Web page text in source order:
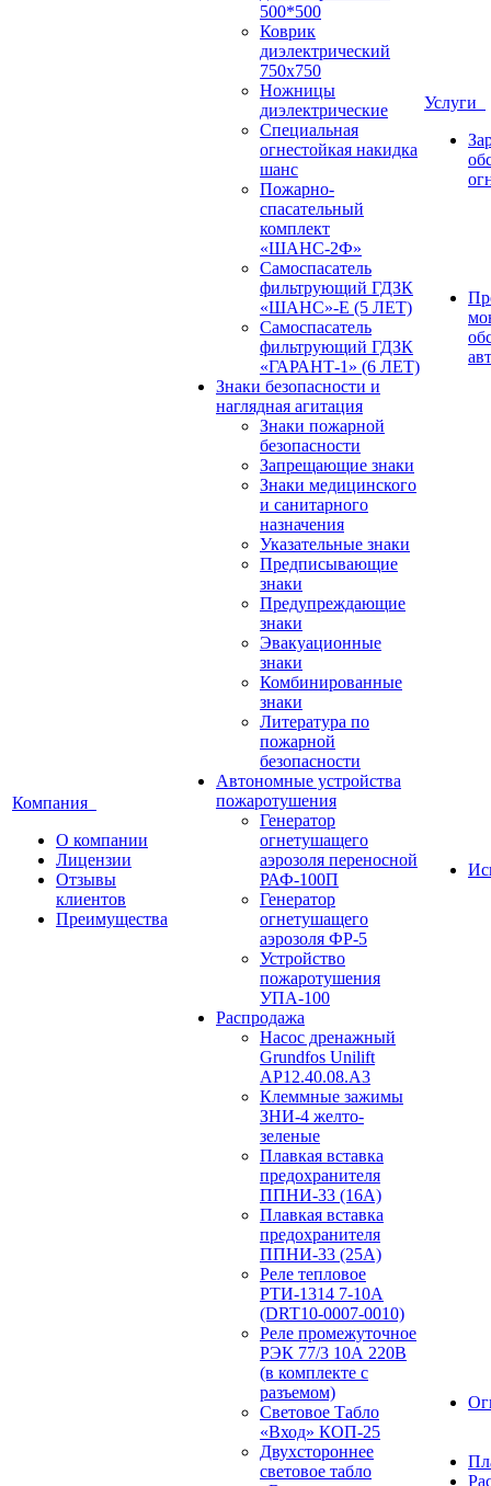
Компания
О компании
Лицензии
Отзывы
клиентов
Преимущества
500*500
Коврик
диэлектрический
750х750
Ножницы
диэлектрические
Специальная
огнестойкая накидка
шанс
Пожарно-
спасательный
комплект
«ШАНС-2Ф»
Самоспасатель
фильтрующий ГДЗК
«ШАНС»-Е (5 ЛЕТ)
Самоспасатель
фильтрующий ГДЗК
«ГАРАНТ-1» (6 ЛЕТ)
Знаки безопасности и
наглядная агитация
Знаки пожарной
безопасности
Запрещающие знаки
Знаки медицинского
и санитарного
назначения
Указательные знаки
Предписывающие
знаки
Предупреждающие
знаки
Эвакуационные
знаки
Комбинированные
знаки
Литература по
пожарной
безопасности
Автономные устройства
пожаротушения
Генератор
огнетушащего
аэрозоля переносной
РАФ-100П
Генератор
огнетушащего
аэрозоля ФР-5
Устройство
пожаротушения
УПА-100
Распродажа
Насос дренажный
Grundfos Unilift
АP12.40.08.A3
Клеммные зажимы
ЗНИ-4 желто-
зеленые
Плавкая вставка
предохранителя
ППНИ-33 (16А)
Плавкая вставка
предохранителя
ППНИ-33 (25А)
Реле тепловое
РТИ-1314 7-10А
(DRT10-0007-0010)
Реле промежуточное
РЭК 77/3 10А 220В
(в комплекте с
разъемом)
Световое Табло
«Вход» КОП-25
Двухстороннее
световое табло
Услуги